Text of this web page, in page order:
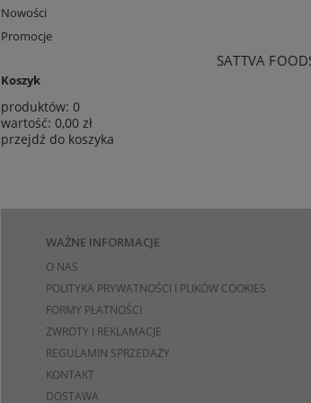
Nowości
Promocje
Koszyk
produktów: 0
wartość: 0,00 zł
przejdź do koszyka
WAŻNE INFORMACJE
O NAS
POLITYKA PRYWATNOŚCI I PLIKÓW COOKIES
FORMY PŁATNOŚCI
ZWROTY I REKLAMACJE
REGULAMIN SPRZEDAŻY
KONTAKT
DOSTAWA